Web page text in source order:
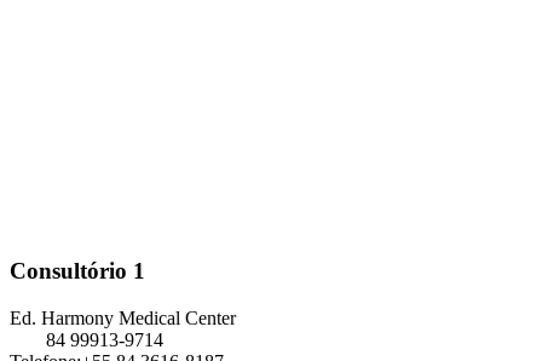
Consultório 1
Ed. Harmony Medical Center
84 99913-9714